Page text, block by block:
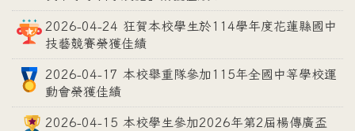
2026-04-24 狂賀本校學生於114學年度花蓮縣國中
技藝競賽榮獲佳績
2026-04-17 本校舉重隊參加115年全國中等學校運
動會榮獲佳績
2026-04-15 本校學生參加2026年第2屆楊傳廣盃